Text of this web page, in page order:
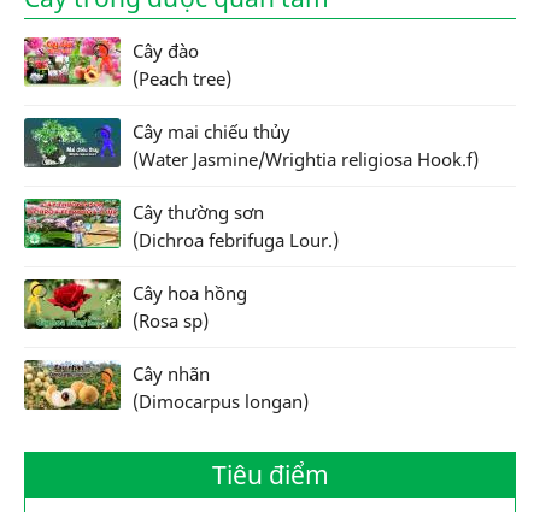
Cây đào
(Peach tree)
Cây mai chiếu thủy
(Water Jasmine/Wrightia religiosa Hook.f)
Cây thường sơn
(Dichroa febrifuga Lour.)
Cây hoa hồng
(Rosa sp)
Cây nhãn
(Dimocarpus longan)
Tiêu điểm